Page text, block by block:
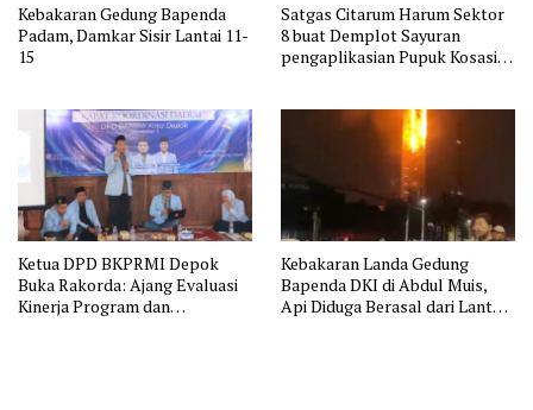
Kebakaran Gedung Bapenda
Padam, Damkar Sisir Lantai 11-
15
Satgas Citarum Harum Sektor
8 buat Demplot Sayuran
pengaplikasian Pupuk Kosasih
Ternak di Wilayah Binaan
Ketua DPD BKPRMI Depok
Buka Rakorda: Ajang Evaluasi
Kinerja Program dan
Kebakaran Landa Gedung
Bapenda DKI di Abdul Muis,
Api Diduga Berasal dari Lantai